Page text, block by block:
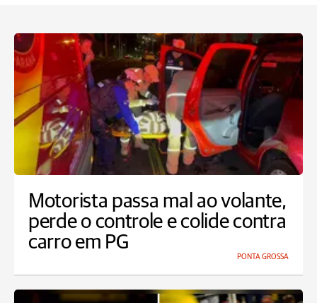
Motorista passa mal ao volante,
perde o controle e colide contra
carro em PG
PONTA GROSSA